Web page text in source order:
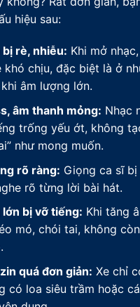
hiệu sau:
rè, nhiễu: Khi mở
khó chịu, đặc biệt là ở
âm lượng lớn.
âm thanh mỏng: Nhạc
trống yếu ớt, không
như mong muốn.
rõ ràng: Giọng ca sĩ
rõ từng lời bài hát.
bị vỡ tiếng: Khi tăng
mó, chói tai, không
quá đơn giản: Xe chỉ
có loa siêu trầm hoặc